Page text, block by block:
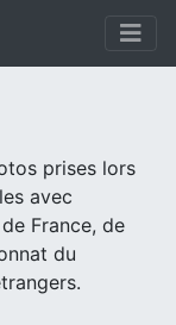
prises lors
avec
France, de
du